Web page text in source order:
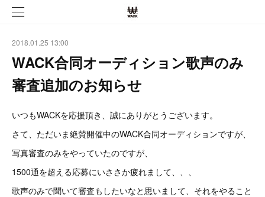
2018.01.25 13:00
WACK合同オーディション歌声のみ
審査追加のお知らせ
いつもWACKを応援頂き、誠にありがとうございます。
さて、ただいま絶賛開催中のWACK合同オーディションですが、
写真審査のみをやっていたのですが、
1500通を超える応募にいささか疲れまして、、、
歌声のみで聞いて審査もしたいなと思いまして、それをやること